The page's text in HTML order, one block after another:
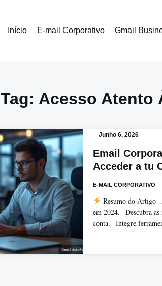
Início E-mail Corporativo Gmail
Tag: Acesso Atento
Junho 6, 2026
Email
Acceder a tu
E-MAIL CORPORATIVO
Resumo do
em 2024.– Descubra
conta.– Integre